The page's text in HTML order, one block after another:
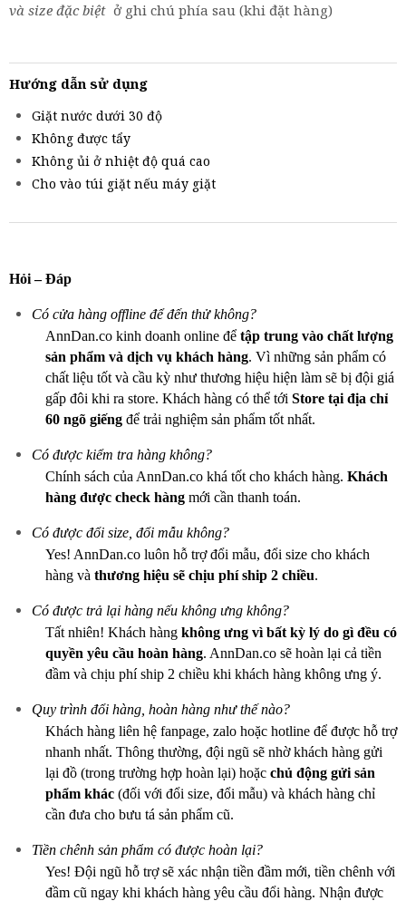
và size đặc biệt ở ghi chú phía sau (khi đặt hàng)
Hướng dẫn sử dụng
Giặt nước dưới 30 độ
Không được tẩy
Không ủi ở nhiệt độ quá cao
Cho vào túi giặt nếu máy giặt
Hỏi – Đáp
Có cửa hàng offline để đến thử không?
AnnDan.co kinh doanh online để tập trung vào chất lượng
sản phẩm và dịch vụ khách hàng. Vì những sản phẩm có
chất liệu tốt và cầu kỳ như thương hiệu hiện làm sẽ bị đội giá
gấp đôi khi ra store. Khách hàng có thể tới Store tại địa chỉ
60 ngõ giếng để trải nghiệm sản phẩm tốt nhất.
Có được kiểm tra hàng không?
Chính sách của AnnDan.co khá tốt cho khách hàng. Khách
hàng được check hàng mới cần thanh toán.
Có được đổi size, đổi mẫu không?
Yes! AnnDan.co luôn hỗ trợ đổi mẫu, đổi size cho khách
hàng và thương hiệu sẽ chịu phí ship 2 chiều.
Có được trả lại hàng nếu không ưng không?
Tất nhiên! Khách hàng không ưng vì bất kỳ lý do gì đều có
quyền yêu cầu hoàn hàng. AnnDan.co sẽ hoàn lại cả tiền
đầm và chịu phí ship 2 chiều khi khách hàng không ưng ý.
Quy trình đổi hàng, hoàn hàng như thế nào?
Khách hàng liên hệ fanpage, zalo hoặc hotline để được hỗ trợ
nhanh nhất. Thông thường, đội ngũ sẽ nhờ khách hàng gửi
lại đồ (trong trường hợp hoàn lại) hoặc chủ động gửi sản
phẩm khác (đối với đổi size, đổi mẫu) và khách hàng chỉ
cần đưa cho bưu tá sản phẩm cũ.
Tiền chênh sản phẩm có được hoàn lại?
Yes! Đội ngũ hỗ trợ sẽ xác nhận tiền đầm mới, tiền chênh với
đầm cũ ngay khi khách hàng yêu cầu đổi hàng. Nhận được